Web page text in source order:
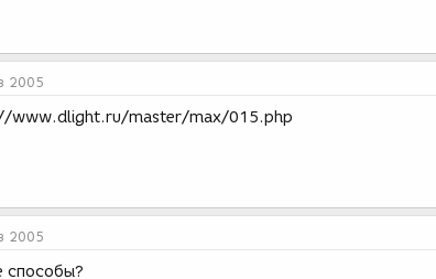
2005
www.dlight.ru/master/max/015.php
2005
способы?